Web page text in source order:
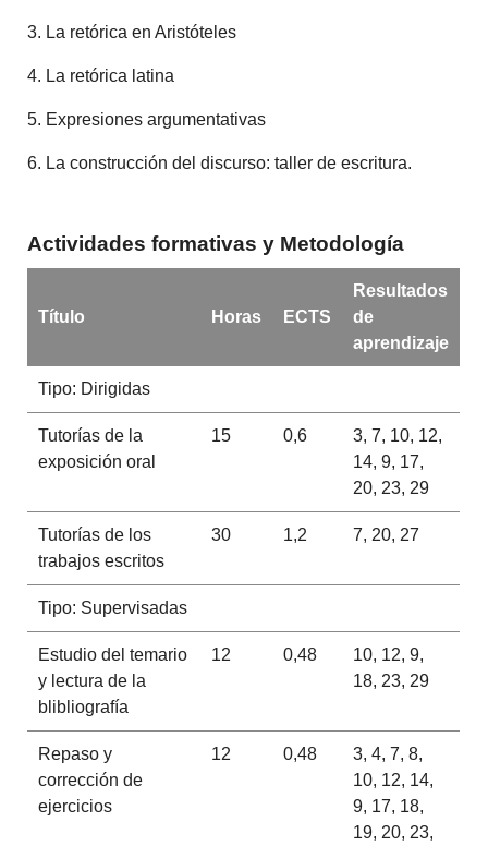
3. La retórica en Aristóteles
4. La retórica latina
5. Expresiones argumentativas
6. La construcción del discurso: taller de escritura.
Actividades formativas y Metodología
Título Horas ECTS
Resultados
de
aprendizaje
Tipo: Dirigidas
Tutorías de la
exposición oral
15 0,6
3, 7, 10, 12,
14, 9, 17,
20, 23, 29
Tutorías de los
trabajos escritos
30 1,2 7, 20, 27
Tipo: Supervisadas
Estudio del temario
y lectura de la
blibliografía
12 0,48
10, 12, 9,
18, 23, 29
Repaso y
corrección de
ejercicios
12 0,48
3, 4, 7, 8,
10, 12, 14,
9, 17, 18,
19, 20, 23,